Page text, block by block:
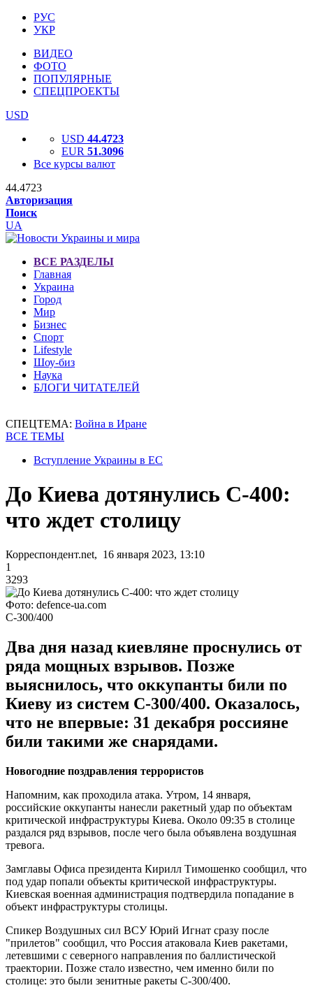
РУС
УКР
ВИДЕО
ФОТО
ПОПУЛЯРНЫЕ
СПЕЦПРОЕКТЫ
USD
USD 44.4723
EUR 51.3096
Все курсы валют
44.4723
Авторизация
Поиск
UA
ВСЕ РАЗДЕЛЫ
Главная
Украина
Город
Мир
Бизнес
Спорт
Lifestyle
Шоу-биз
Наука
БЛОГИ ЧИТАТЕЛЕЙ
СПЕЦТЕМА: Война в Иране
ВСЕ ТЕМЫ
Вступление Украины в ЕС
До Киева дотянулись C-400:
что ждет столицу
Корреспондент.net, 16 января 2023, 13:10
1
3293
Фото: defence-ua.com
С-300/400
Два дня назад киевляне проснулись от
ряда мощных взрывов. Позже
выяснилось, что оккупанты били по
Киеву из систем С-300/400. Оказалось,
что не впервые: 31 декабря россияне
били такими же снарядами.
Новогодние поздравления террористов
Напомним, как проходила атака. Утром, 14 января,
российские оккупанты нанесли ракетный удар по объектам
критической инфраструктуры Киева. Около 09:35 в столице
раздался ряд взрывов, после чего была объявлена воздушная
тревога.
Замглавы Офиса президента Кирилл Тимошенко сообщил, что
под удар попали объекты критической инфраструктуры.
Киевская военная администрация подтвердила попадание в
объект инфраструктуры столицы.
Спикер Воздушных сил ВСУ Юрий Игнат сразу после
"прилетов" сообщил, что Россия атаковала Киев ракетами,
летевшими с северного направления по баллистической
траектории. Позже стало известно, чем именно били по
столице: это были зенитные ракеты C-300/400.